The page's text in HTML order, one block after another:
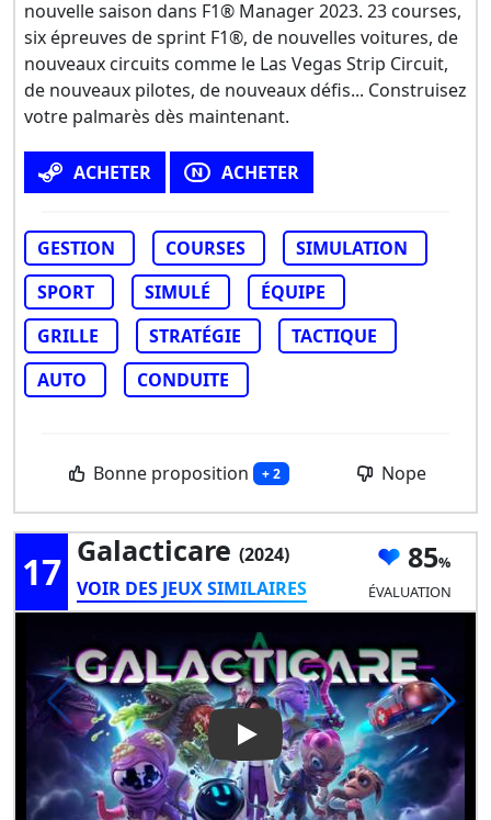
nouvelle saison dans F1® Manager 2023. 23 courses,
six épreuves de sprint F1®, de nouvelles voitures, de
nouveaux circuits comme le Las Vegas Strip Circuit,
de nouveaux pilotes, de nouveaux défis... Construisez
votre palmarès dès maintenant.
ACHETER ACHETER
GESTION COURSES
SIMULATION
SPORT
SIMULÉ
ÉQUIPE
GRILLE
STRATÉGIE
TACTIQUE
AUTO
CONDUITE
Bonne proposition + 2 Nope
17 Galacticare (2024)
VOIR DES JEUX SIMILAIRES
85
ÉVALUATION
Play Video: Galacticare